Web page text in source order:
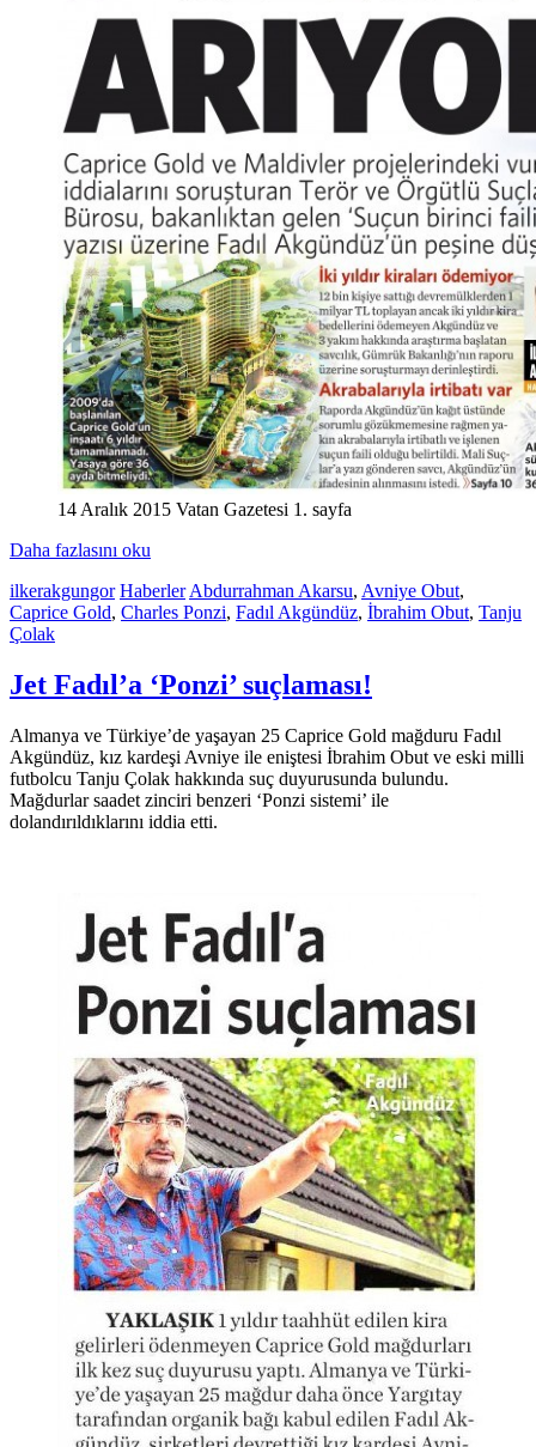
14 Aralık 2015 Vatan Gazetesi 1. sayfa
Daha fazlasını oku
ilkerakgungor HaberlerAbdurrahman Akarsu, Avniye Obut,
Caprice Gold, Charles Ponzi, Fadıl Akgündüz, İbrahim Obut, Tanju
Çolak
Jet Fadıl’a ‘Ponzi’ suçlaması!
Almanya ve Türkiye’de yaşayan 25 Caprice Gold mağduru Fadıl
Akgündüz, kız kardeşi Avniye ile eniştesi İbrahim Obut ve eski milli
futbolcu Tanju Çolak hakkında suç duyurusunda bulundu.
Mağdurlar saadet zinciri benzeri ‘Ponzi sistemi’ ile
dolandırıldıklarını iddia etti.